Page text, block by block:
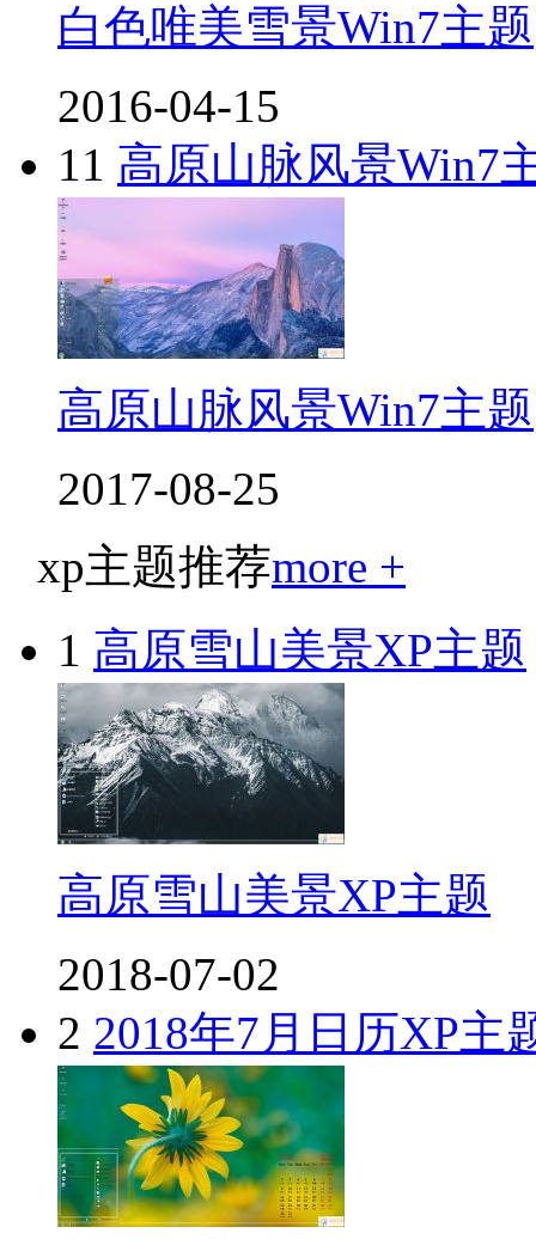
白色唯美雪景Win7主题
2016-04-15
11 高原山脉风景Win7
高原山脉风景Win7主题
2017-08-25
xp主题推荐more +
1 高原雪山美景XP主题
高原雪山美景XP主题
2018-07-02
2 2018年7月日历XP主